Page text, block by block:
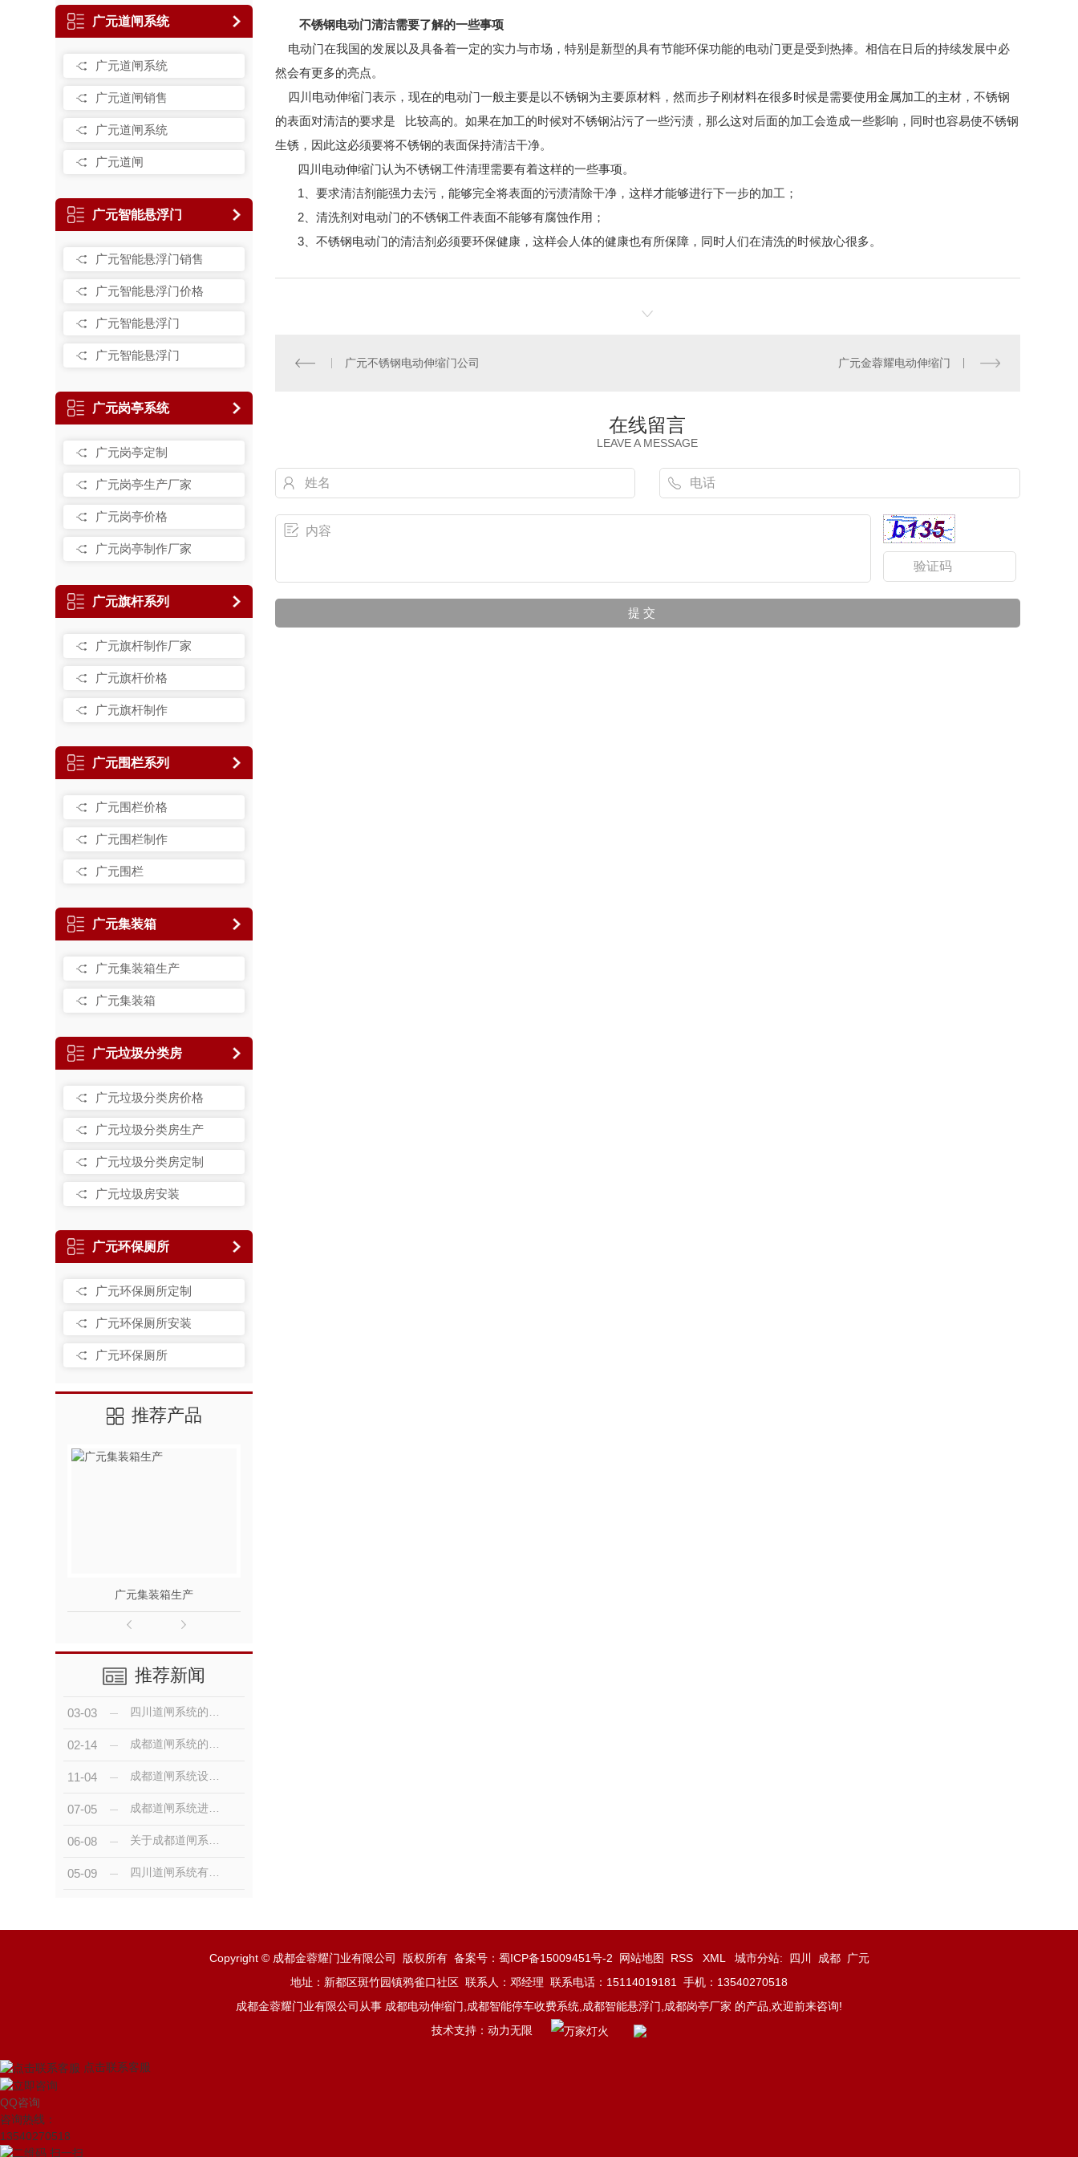
广元道闸系统
广元道闸系统
广元道闸销售
广元道闸系统
广元道闸
广元智能悬浮门
广元智能悬浮门销售
广元智能悬浮门价格
广元智能悬浮门
广元智能悬浮门
广元岗亭系统
广元岗亭定制
广元岗亭生产厂家
广元岗亭价格
广元岗亭制作厂家
广元旗杆系列
广元旗杆制作厂家
广元旗杆价格
广元旗杆制作
广元围栏系列
广元围栏价格
广元围栏制作
广元围栏
广元集装箱
广元集装箱生产
广元集装箱
广元垃圾分类房
广元垃圾分类房价格
广元垃圾分类房生产
广元垃圾分类房定制
广元垃圾房安装
广元环保厕所
广元环保厕所定制
广元环保厕所安装
广元环保厕所
推荐产品
广元集装箱生产
推荐新闻
03-03
02-14
11-04
07-05
06-08
05-09
不锈钢电动门清洁需要了解的一些事项
电动门在我国的发展以及具备着一定的实力与市场，特别是新型的具有节能环保功能的电动门更是受到热捧。相信在日后的持续发展中必
然会有更多的亮点。
四川电动伸缩门表示，现在的电动门一般主要是以不锈钢为主要原材料，然而步子刚材料在很多时候是需要使用金属加工的主材，不锈钢
的表面对清洁的要求是 比较高的。如果在加工的时候对不锈钢沾污了一些污渍，那么这对后面的加工会造成一些影响，同时也容易使不锈钢
生锈，因此这必须要将不锈钢的表面保持清洁干净。
四川电动伸缩门认为不锈钢工件清理需要有着这样的一些事项。
1、要求清洁剂能强力去污，能够完全将表面的污渍清除干净，这样才能够进行下一步的加工；
2、清洗剂对电动门的不锈钢工件表面不能够有腐蚀作用；
3、不锈钢电动门的清洁剂必须要环保健康，这样会人体的健康也有所保障，同时人们在清洗的时候放心很多。
广元不锈钢电动伸缩门公司 广元金蓉耀电动伸缩门
在线留言
LEAVE A MESSAGE
Copyright © 成都金蓉耀门业有限公司 版权所有 备案号： 蜀ICP备15009451号-2 网站地图 RSS XML 城市分站: 四川 成都
广元
地址：新都区斑竹园镇鸦雀口社区 联系人：邓经理 联系电话：15114019181 手机：13540270518
成都金蓉耀门业有限公司从事 成都电动伸缩门,成都智能停车收费系统,成都智能悬浮门,成都岗亭厂家 的产品,欢迎前来咨询!
技术支持： 动力无限
点击联系客服
QQ咨询
咨询热线：
13540270518
扫一扫